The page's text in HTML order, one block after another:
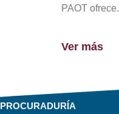
PAOT ofrece.
Ver más
PROCURADURÍA